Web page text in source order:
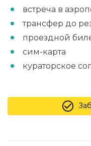
встреча в
трансфер до
проездной
сим-карта
кураторское